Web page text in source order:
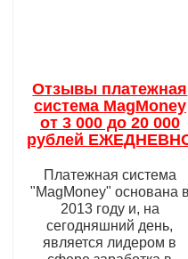
Отзывы платежная
система MagMoney
от 3 000 до 20 000
рублей
Платежная система
"MagMoney" основана
2013 году и, на
сегодняшний день,
является лидером в